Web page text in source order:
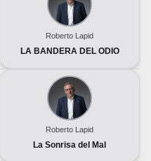
Roberto Lapid
LA BANDERA DEL ODIO
Roberto Lapid
La Sonrisa del Mal